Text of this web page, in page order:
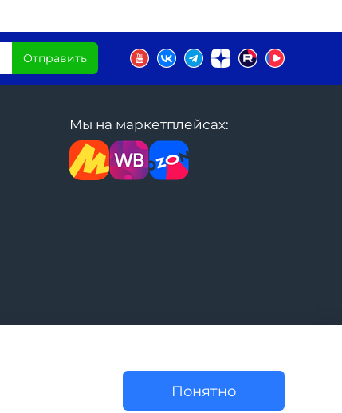
Отправить
Мы на маркетплейсах:
Понятно